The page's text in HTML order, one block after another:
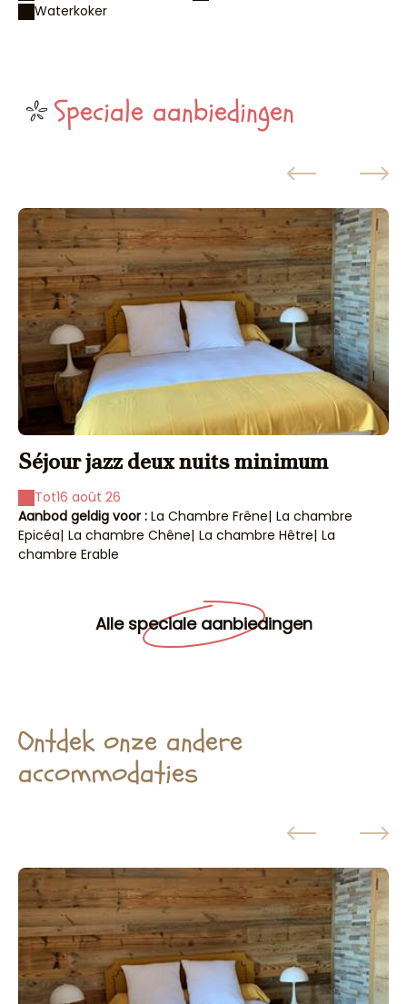
Waterkoker
Speciale aanbiedingen
Séjour jazz deux nuits minimum
Tot16 août 26
Aanbod geldig voor : La Chambre Frêne| La chambre
Epicéa| La chambre Chêne| La chambre Hêtre| La
chambre Erable
Alle speciale aanbiedingen
Ontdek onze andere
accommodaties